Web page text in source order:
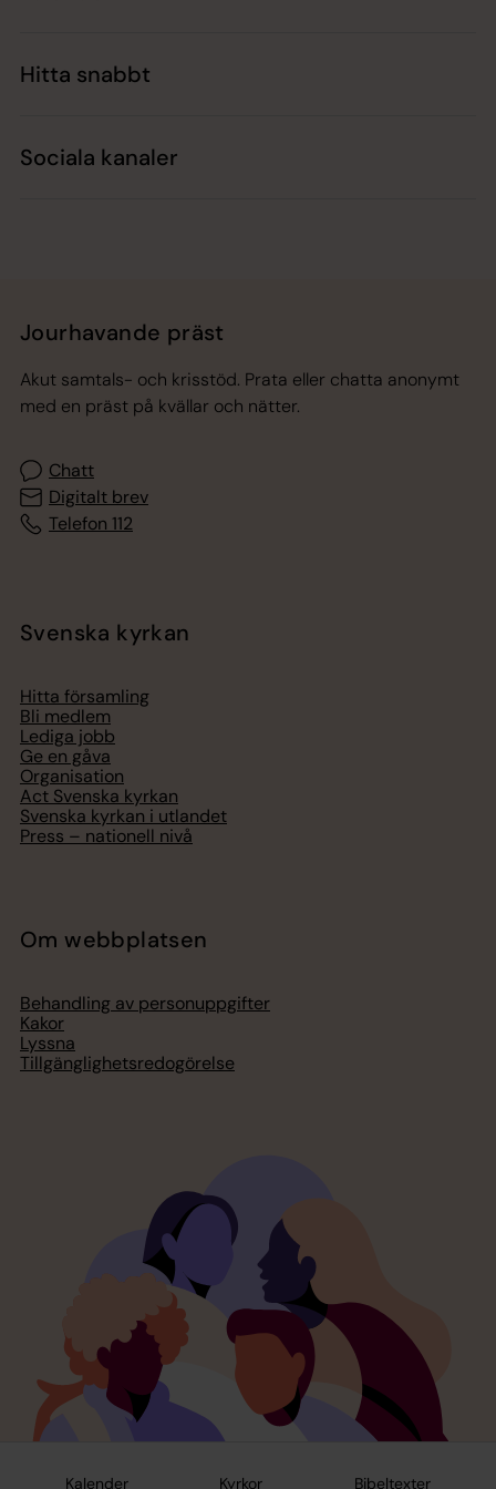
Kalender Kyrkor Bibeltexter
Hitta snabbt
Sociala kanaler
Jourhavande präst
Akut samtals- och krisstöd. Prata eller chatta anonymt
med en präst på kvällar och nätter.
Chatt
Digitalt brev
Telefon 112
Svenska kyrkan
Hitta församling
Bli medlem
Lediga jobb
Ge en gåva
Organisation
Act Svenska kyrkan
Svenska kyrkan i utlandet
Press – nationell nivå
Om webbplatsen
Behandling av personuppgifter
Kakor
Lyssna
Tillgänglighetsredogörelse